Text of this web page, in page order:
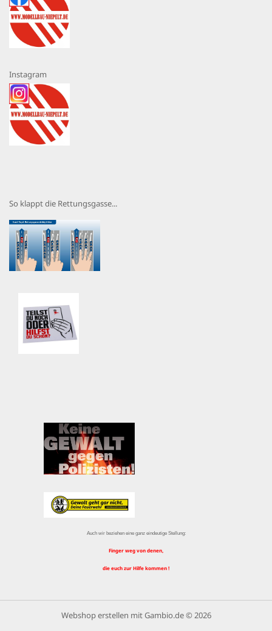
Instagram
So klappt die Rettungsgasse...
Auch wir beziehen eine ganz eindeutige Stellung:
Finger weg von denen,
die euch zur Hilfe kommen !
Webshop erstellen mit Gambio.de © 2026